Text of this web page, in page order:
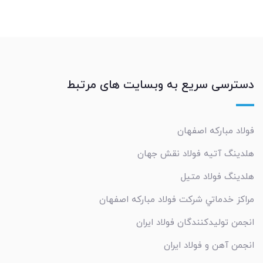
دسترسی سریع به وبسایت های مرتبط
فولاد مبارکه اصفهان
هلدینگ آتیه فولاد نقش جهان
هلدینگ فولاد متیل
مراکز خدماتي شرکت فولاد مبارکه اصفهان
انجمن تولیدکنندگان فولاد ایران
انجمن آهن و فولاد ایران